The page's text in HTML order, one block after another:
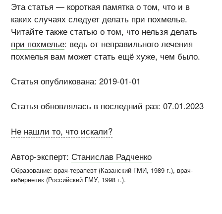
Эта статья — короткая памятка о том, что и в
каких случаях следует делать при похмелье.
Читайте также статью о том, что нельзя делать
при похмелье: ведь от неправильного лечения
похмелья вам может стать ещё хуже, чем было.
Статья опубликована: 2019-01-01
Статья обновлялась в последний раз: 07.01.2023
Не нашли то, что искали?
Автор-эксперт:Станислав Радченко
Образование: врач-терапевт (Казанский ГМИ, 1989 г.), врач-
кибернетик (Российский ГМУ, 1998 г.).